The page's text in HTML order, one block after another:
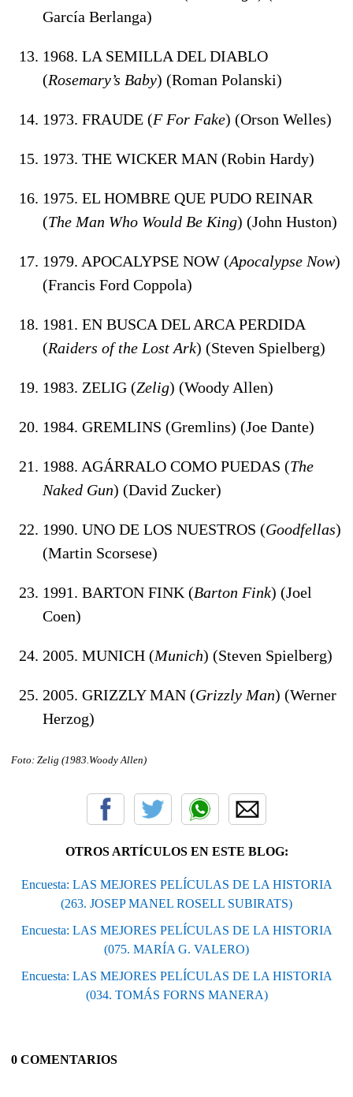
García Berlanga)
1968. LA SEMILLA DEL DIABLO
(Rosemary’s Baby) (Roman Polanski)
1973. FRAUDE (F For Fake) (Orson Welles)
1973. THE WICKER MAN (Robin Hardy)
1975. EL HOMBRE QUE PUDO REINAR
(The Man Who Would Be King) (John Huston)
1979. APOCALYPSE NOW (Apocalypse Now)
(Francis Ford Coppola)
1981. EN BUSCA DEL ARCA PERDIDA
(Raiders of the Lost Ark) (Steven Spielberg)
1983. ZELIG (Zelig) (Woody Allen)
1984. GREMLINS (Gremlins) (Joe Dante)
1988. AGÁRRALO COMO PUEDAS (The
Naked Gun) (David Zucker)
1990. UNO DE LOS NUESTROS (Goodfellas)
(Martin Scorsese)
1991. BARTON FINK (Barton Fink) (Joel
Coen)
2005. MUNICH (Munich) (Steven Spielberg)
2005. GRIZZLY MAN (Grizzly Man) (Werner
Herzog)
Foto: Zelig (1983.Woody Allen)
OTROS ARTÍCULOS EN ESTE BLOG:
Encuesta: LAS MEJORES PELÍCULAS DE LA HISTORIA
(263. JOSEP MANEL ROSELL SUBIRATS)
Encuesta: LAS MEJORES PELÍCULAS DE LA HISTORIA
(075. MARÍA G. VALERO)
Encuesta: LAS MEJORES PELÍCULAS DE LA HISTORIA
(034. TOMÁS FORNS MANERA)
0 COMENTARIOS